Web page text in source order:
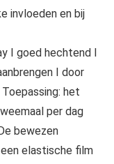
invloeden en bij
I goed hechtend I
I door
het
per dag
bewezen
elastische film